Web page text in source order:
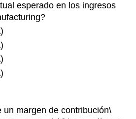
esperado en los ingresos
un margen de contribución\